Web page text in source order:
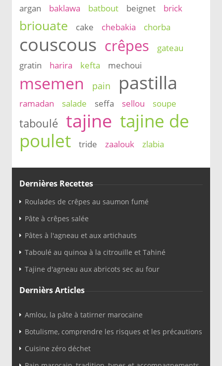
argan baklawa batbout beignet brick
briouate cake chebakia chorba
couscous crêpes
gateau
gratin
harira kefta mechoui
msemen pain pastilla
ramadan salade seffa sellou soupe
taboulé tajine tajine de
poulet
tride zaalouk zlabia
Dernières Recettes
Roulades de crêpes au saumon fumé
Pâte à crêpes salée
Pâtes à l'agneau et aux artichauts
Taboulé au quinoa à la citrouille et Tahiné
Tajine d'agneau aux abricots sec au four
Dernièrs Articles
Amlou, la pâte à tatirner marocaine
Botulisme, comprendre les risques et les précautions
Cuisine zéro déchet